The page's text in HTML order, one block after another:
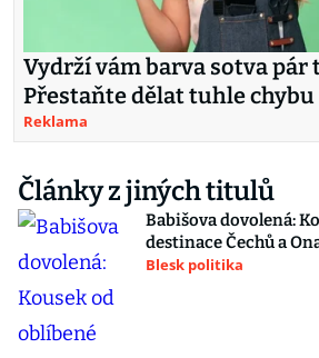
Vydrží vám barva sotva pár
Přestaňte dělat tuhle chybu
Reklama
Články z jiných titulů
Babišova dovolená:
destinace Čechů a
Blesk politika